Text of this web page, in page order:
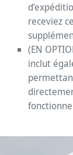
receviez
(EN
inclut